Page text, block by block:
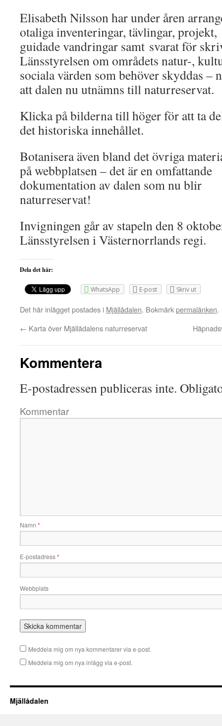
Elisabeth Nilsson har under åren
otaliga inventeringar, tävlingar, projekt,
guidade vandringar samt svarat för
Länsstyrelsen om områdets natur-,
sociala värden som behöver skyddas –
att dalen nu utnämns till naturreservat.
Klicka på bilderna till höger för att ta
det historiska innehållet.
Botanisera även bland det övriga
på webbplatsen – det är en omfattande
dokumentation av dalen som nu blir
naturreservat!
Invigningen går av stapeln den 8
Länsstyrelsen i Västernorrlands regi.
Dela det här:
WhatsApp E-post Skriv ut
Det här inlägget postades i Mjällådalen. Bokmärkpermalänken.
← Karta över Mjällådalens naturreservat
Kommentera
E-postadressen publiceras inte.
Kommentar
Namn *
E-postadress*
Webbplats
Meddela mig om nya kommentarer via e-post.
Meddela mig om nya inlägg via e-post.
Mjällådalen